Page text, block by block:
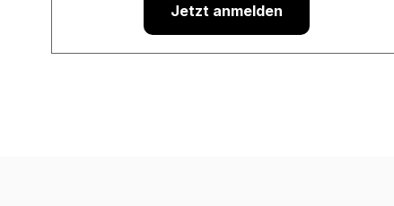
Jetzt anmelden